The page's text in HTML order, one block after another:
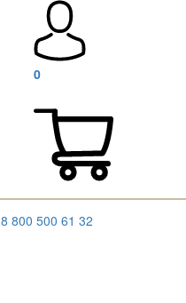
0
8 800 500 61 32